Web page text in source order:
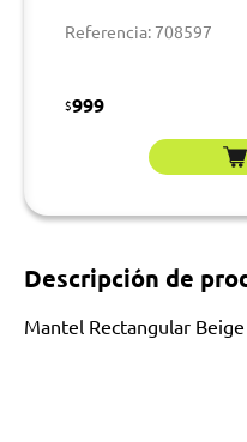
Referencia: 708597
$999
Descripción de
Mantel Rectangular